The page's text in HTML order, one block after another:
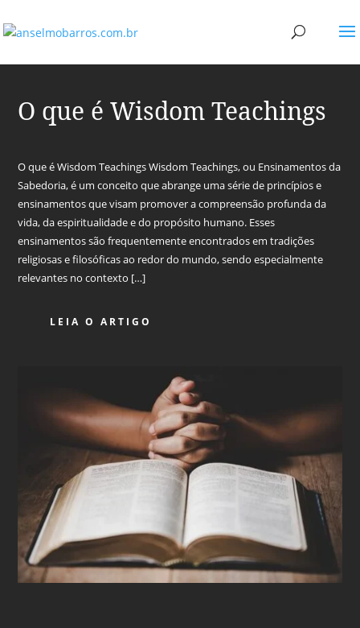
O que é Wisdom Teachings
O que é Wisdom Teachings Wisdom Teachings, ou Ensinamentos da
Sabedoria, é um conceito que abrange uma série de princípios e
ensinamentos que visam promover a compreensão profunda da
vida, da espiritualidade e do propósito humano. Esses
ensinamentos são frequentemente encontrados em tradições
religiosas e filosóficas ao redor do mundo, sendo especialmente
relevantes no contexto […]
LEIA O ARTIGO